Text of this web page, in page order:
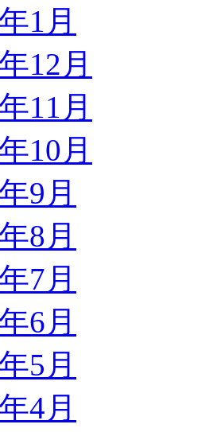
1月
12月
11月
10月
9月
8月
7月
6月
5月
4月